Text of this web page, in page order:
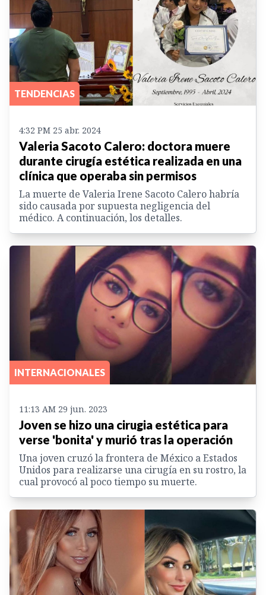
TENDENCIAS
4:32 PM 25 abr. 2024
Valeria Sacoto Calero: doctora muere
durante cirugía estética realizada en una
clínica que operaba sin permisos
La muerte de Valeria Irene Sacoto Calero habría
sido causada por supuesta negligencia del
médico. A continuación, los detalles.
INTERNACIONALES
11:13 AM 29 jun. 2023
Joven se hizo una cirugia estética para
verse 'bonita' y murió tras la operación
Una joven cruzó la frontera de México a Estados
Unidos para realizarse una cirugía en su rostro, la
cual provocó al poco tiempo su muerte.